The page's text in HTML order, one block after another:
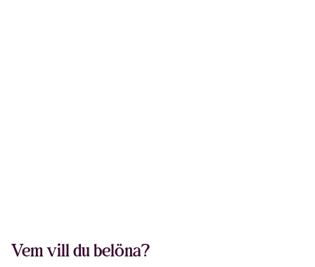
Vem vill du belöna?